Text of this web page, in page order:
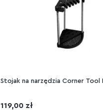
Stojak na narzędzia Corner Tool
Cena
119,00 zł